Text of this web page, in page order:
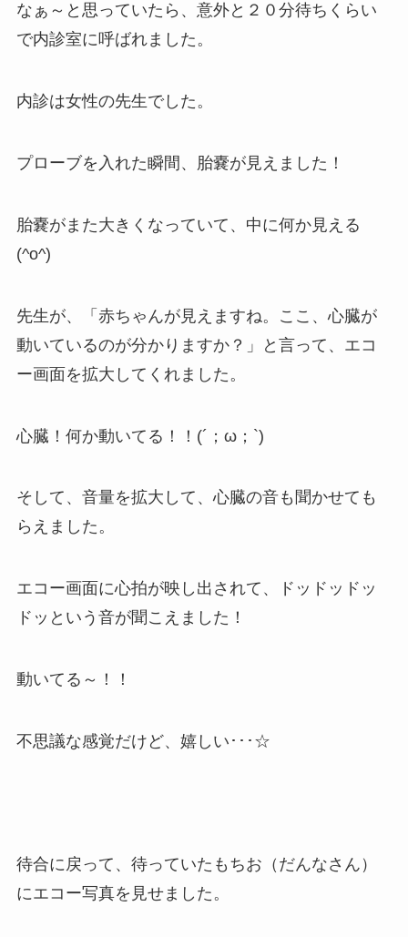
なぁ～と思っていたら、意外と２０分待ちくらい
で内診室に呼ばれました。
内診は女性の先生でした。
プローブを入れた瞬間、胎嚢が見えました！
胎嚢がまた大きくなっていて、中に何か見える
(^o^)
先生が、「赤ちゃんが見えますね。ここ、心臓が
動いているのが分かりますか？」と言って、エコ
ー画面を拡大してくれました。
心臓！何か動いてる！！(´；ω；`)
そして、音量を拡大して、心臓の音も聞かせても
らえました。
エコー画面に心拍が映し出されて、ドッドッドッ
ドッという音が聞こえました！
動いてる～！！
不思議な感覚だけど、嬉しい･･･☆
待合に戻って、待っていたもちお（だんなさん）
にエコー写真を見せました。